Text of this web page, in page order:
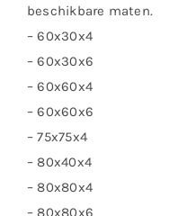
beschikbare maten.
– 60x30x4
– 60x30x6
– 60x60x4
– 60x60x6
– 75x75x4
– 80x40x4
– 80x80x4
– 80x80x6